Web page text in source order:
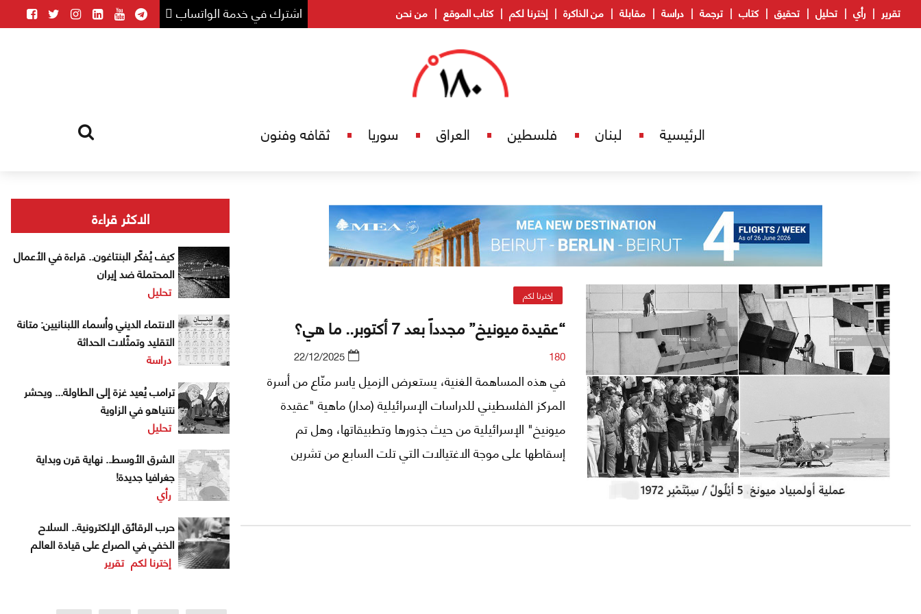
اشترك في خدمة الواتساب تقرير رأي تحليل تحقيق كتاب ترجمة دراسة مقابلة من الذاكرة إخترنا لكم كتاب الموقع من نحن
الرئيسية لبنان فلسطين العراق سوريا ثقافه وفنون
إخترنا لكم
“عقيدة ميونيخ” مجدداً بعد 7 أكتوبر.. ما هي؟
180
22/12/2025
في هذه المساهمة الغنية، يستعرض الزميل ياسر منّاع من أسرة
المركز الفلسطيني للدراسات الإسرائيلية (مدار) ماهية "عقيدة
ميونيخ" الإسرائيلية من حيث جذورها وتطبيقاتها، وهل تم
إسقاطها على موجة الاغتيالات التي تلت السابع من تشرين
الاكثر قراءة
كيف يُفكّر البنتاغون.. قراءة في الأعمال
المحتملة ضد إيران
تحليل
الانتماء الديني وأسماء اللبنانيين: متانة
التقليد وتمثّلات الحداثة
دراسة
ترامب يُعيد غزة إلى الطاولة... ويحشر
نتنياهو في الزاوية
تحليل
الشرق الأوسط.. نهاية قرن وبداية
جغرافيا جديدة!
رأي
حرب الرقائق الإلكترونية.. السلاح
الخفي في الصراع على قيادة العالم
إخترنا لكم تقرير